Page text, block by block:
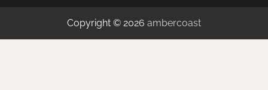
Copyright © 2026 ambercoast